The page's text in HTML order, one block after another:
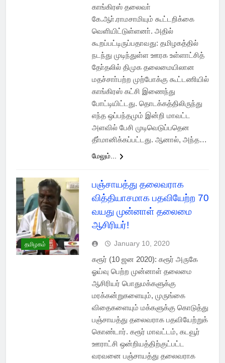
காங்கிரஸ் தலைவா்
கே.ஆா்.ராமசாமியும் கூட்டறிக்கை
வெளியிட்டுள்ளனா். அதில்
கூறப்பட்டிருப்பதாவது: தமிழகத்தில்
நடந்து முடிந்துள்ள ஊரக உள்ளாட்சித்
தோ்தலில் திமுக தலைமையிலான
மதச்சாா்பற்ற முற்போக்கு கூட்டணியில்
காங்கிரஸ் கட்சி இணைந்து
போட்டியிட்டது. தொடக்கத்திலிருந்து
எந்த ஒப்பந்தமும் இன்றி மாவட்ட
அளவில் பேசி முடிவெடுப்பதென
தீா்மானிக்கப்பட்டது. ஆனால், அந்த…
மேலும்...
தமிழகம்
பஞ்சாயத்து தலைவராக
வித்தியாசமாக பதவியேற்ற 70
வயது முன்னாள் தலைமை
ஆசிரியர்!
January 10, 2020
கரூர் (10 ஜன 2020): கரூர் அருகே
ஓய்வு பெற்ற முன்னாள் தலைமை
ஆசிரியர் பொதுமக்களுக்கு
மரக்கன்றுகளையும், முருங்கை
விதைகளையும் மக்களுக்கு கொடுத்து
பஞ்சாயத்து தலைவராக பதவியேற்றுக்
கொண்டார். கரூர் மாவட்டம், கடவூர்
ஊராட்சி ஒன்றியத்திற்குட்பட்ட
வரவனை பஞ்சாயத்து தலைவராக